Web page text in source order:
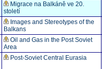
Migrace na Balkáně ve 20.
století
Images and Stereotypes of the
Balkans
Oil and Gas in the Post Soviet
Area
Post-Soviet Central Eurasia